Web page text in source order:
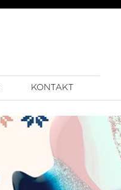
KONTAKT